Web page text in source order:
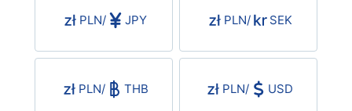
Commodities
PLN/ JPY PLN/ SEK
PLN/ THB PLN/ USD